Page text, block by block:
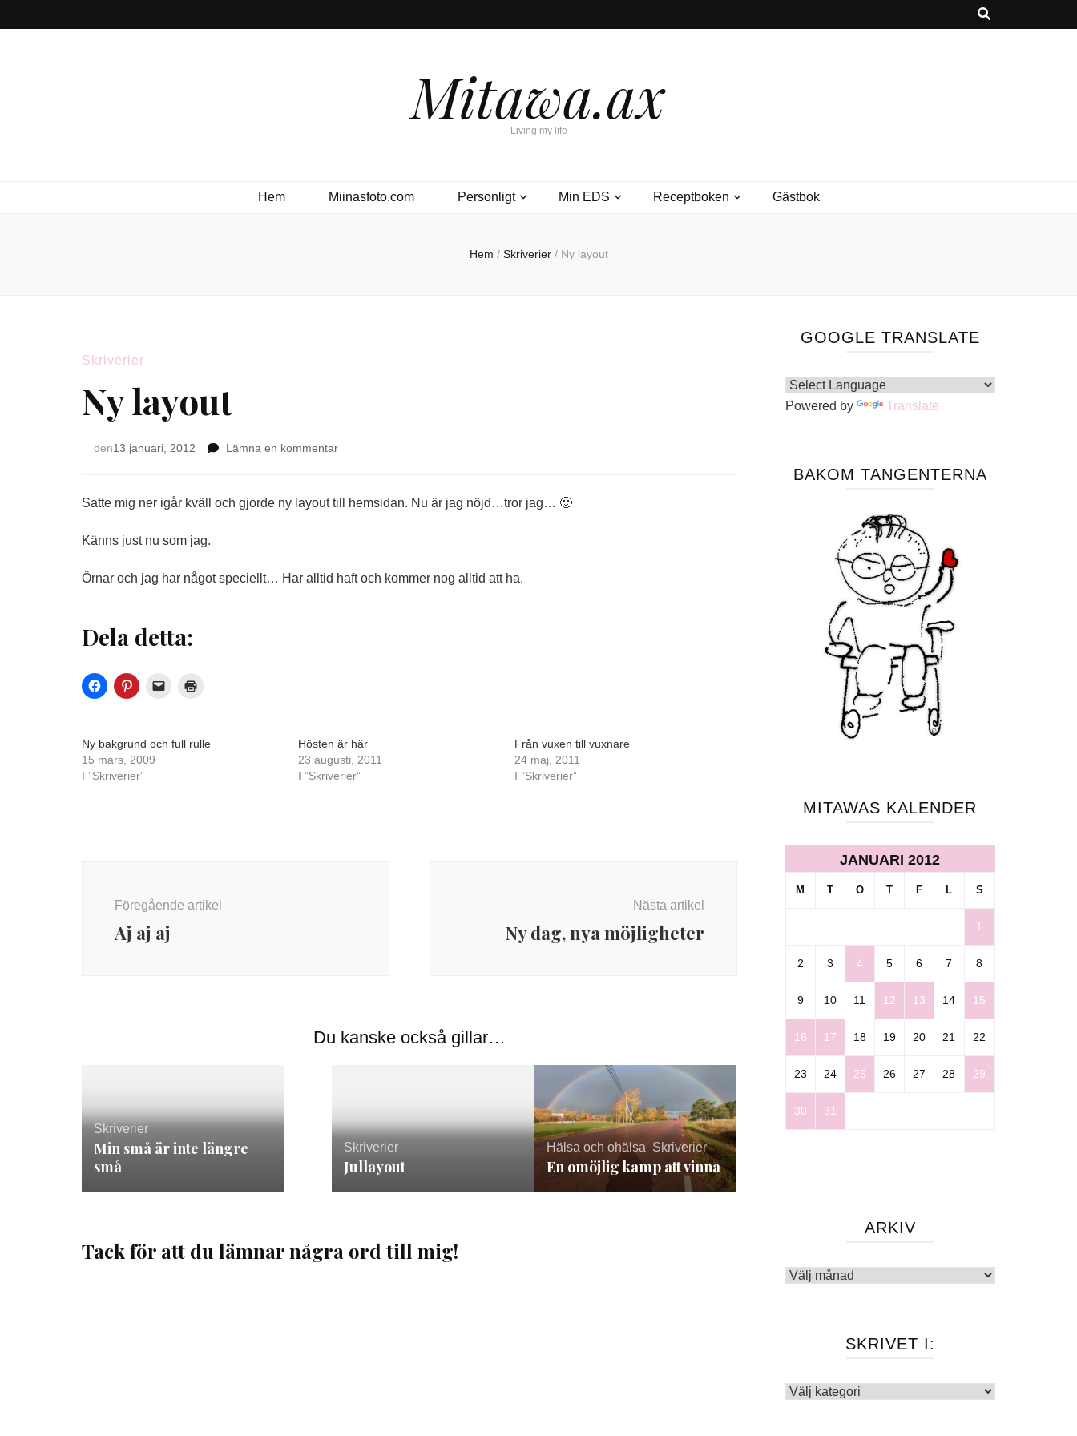
Mitawa.ax
Living my life
Hem Miinasfoto.com Personligt Min EDS Receptboken Gästbok
Hem / Skriverier / Ny layout
Skriverier
Ny layout
den13 januari, 2012 Lämna en kommentarpå
Satte mig ner igår kväll och gjorde ny layout till hemsidan. Nu är jag nöjd…tror jag… 🙂
Känns just nu som jag.
Örnar och jag har något speciellt… Har alltid haft och kommer nog alltid att ha.
Dela detta:
Ny bakgrund och full rulle
15 mars, 2009
I ”Skriverier”
Hösten är här
23 augusti, 2011
I ”Skriverier”
Från vuxen till vuxnare
24 maj, 2011
I ”Skriverier”
Föregående artikel
Aj aj aj
Nästa artikel
Ny dag, nya möjligheter
Du kanske också gillar…
Skriverier
Min små är inte längre
små
Skriverier
Jullayout
Hälsa och ohälsa, Skriverier
En omöjlig kamp att vinna
Tack för att du lämnar några ord till mig!
GOOGLE TRANSLATE
Powered by Translate
BAKOM TANGENTERNA
MITAWAS KALENDER
JANUARI 2012
M T O T F L S
1
2 3 4 5 6 7 8
9 10 11 12 13 14 15
16 17 18 19 20 21 22
23 24 25 26 27 28 29
30 31
ARKIV
Arkiv
SKRIVET I:
Skrivet